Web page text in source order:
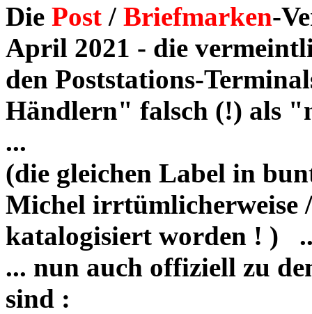
Die Post / Briefmarken-
April 2021 - die
den Poststations-
Händlern" falsch (!) als
...
(die gleichen Label in
Michel irrtümlicherweise
katalogisiert worden ! )
... nun auch offiziell zu
sind :